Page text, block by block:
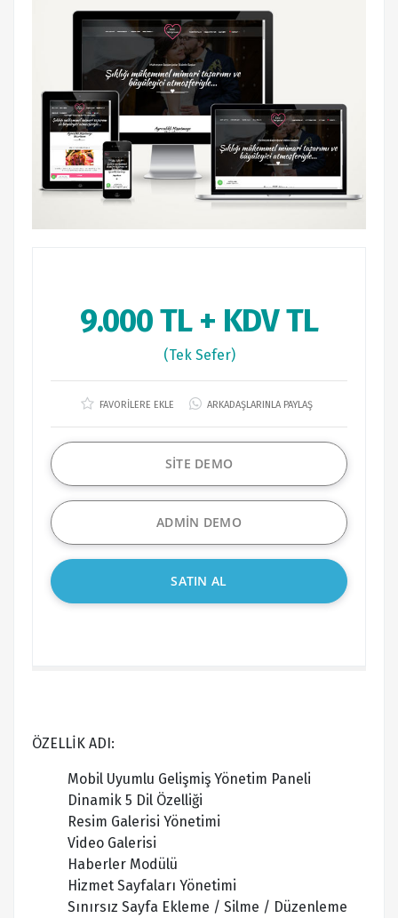
9.000 TL + KDV TL
(Tek Sefer)
FAVORİLERE EKLE ARKADAŞLARINLA PAYLAŞ
SİTE DEMO
ADMİN DEMO
SATIN AL
ÖZELLİK ADI:
Mobil Uyumlu Gelişmiş Yönetim Paneli
Dinamik 5 Dil Özelliği
Resim Galerisi Yönetimi
Video Galerisi
Haberler Modülü
Hizmet Sayfaları Yönetimi
Sınırsız Sayfa Ekleme / Silme / Düzenleme